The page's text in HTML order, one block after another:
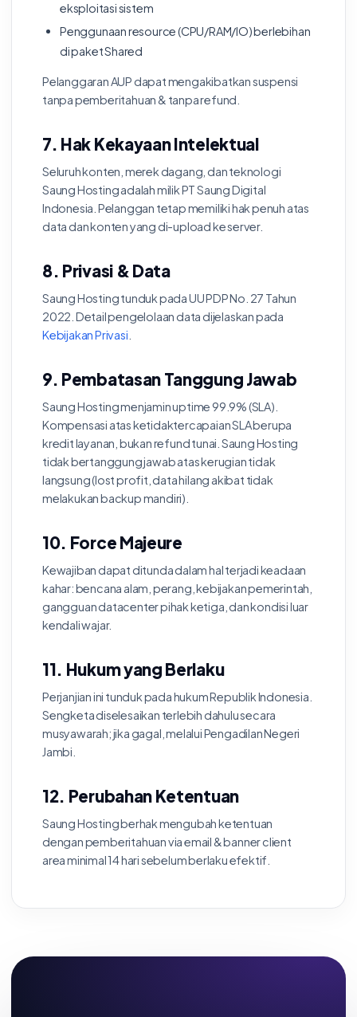
eksploitasi sistem
Penggunaan resource (CPU/RAM/IO) berlebihan
di paket Shared
Pelanggaran AUP dapat mengakibatkan suspensi
tanpa pemberitahuan & tanpa refund.
7. Hak Kekayaan Intelektual
Seluruh konten, merek dagang, dan teknologi
Saung Hosting adalah milik PT Saung Digital
Indonesia. Pelanggan tetap memiliki hak penuh atas
data dan konten yang di-upload ke server.
8. Privasi & Data
Saung Hosting tunduk pada UU PDP No. 27 Tahun
2022. Detail pengelolaan data dijelaskan pada
Kebijakan Privasi
9. Pembatasan Tanggung Jawab
Saung Hosting menjamin uptime 99.9% (SLA).
Kompensasi atas ketidaktercapaian SLA berupa
kredit layanan, bukan refund tunai. Saung Hosting
tidak bertanggung jawab atas kerugian tidak
langsung (lost profit, data hilang akibat tidak
melakukan backup mandiri).
10. Force Majeure
Kewajiban dapat ditunda dalam hal terjadi keadaan
kahar: bencana alam, perang, kebijakan pemerintah,
gangguan datacenter pihak ketiga, dan kondisi luar
kendali wajar.
11. Hukum yang Berlaku
Perjanjian ini tunduk pada hukum Republik Indonesia.
Sengketa diselesaikan terlebih dahulu secara
musyawarah; jika gagal, melalui Pengadilan Negeri
Jambi.
12. Perubahan Ketentuan
Saung Hosting berhak mengubah ketentuan
dengan pemberitahuan via email & banner client
area minimal 14 hari sebelum berlaku efektif.